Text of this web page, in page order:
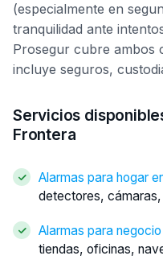
(especialmente en
tranquilidad ante
Prosegur cubre ambos
incluye seguros,
Servicios
Frontera
Alarmas para hogar
detectores,
Alarmas para
tiendas, oficinas,